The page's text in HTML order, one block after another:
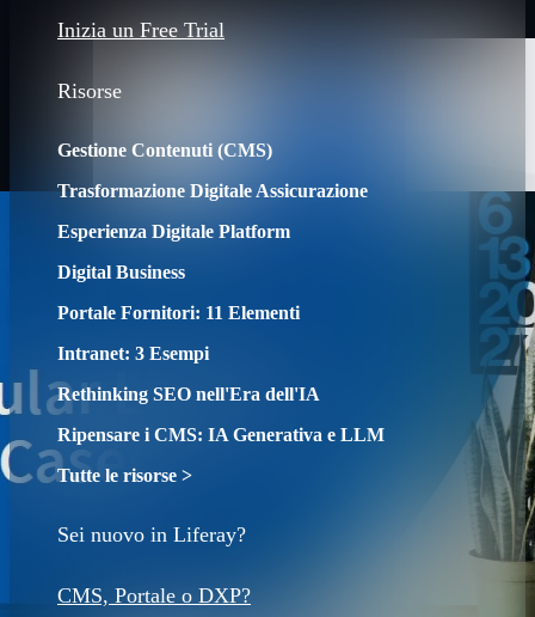
Inizia un Free Trial
Risorse
Gestione Contenuti (CMS)
Trasformazione Digitale Assicurazione
Esperienza Digitale Platform
Digital Business
Portale Fornitori: 11 Elementi
Intranet: 3 Esempi
Rethinking SEO nell'Era dell'IA
Ripensare i CMS: IA Generativa e LLM
Tutte le risorse >
Sei nuovo in Liferay?
CMS, Portale o DXP?